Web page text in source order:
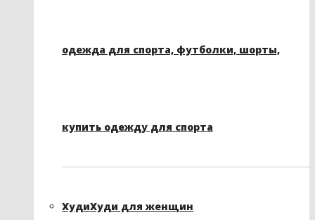
одежда для спорта, футболки, шорты,
купить одежду для спорта
ХудиХуди для женщин